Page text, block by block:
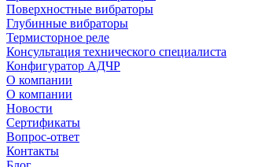
Поверхностные вибраторы
Глубинные вибраторы
Термисторное реле
Консультация технического специалиста
Конфигуратор АДЧР
О компании
О компании
Новости
Сертификаты
Вопрос-ответ
Контакты